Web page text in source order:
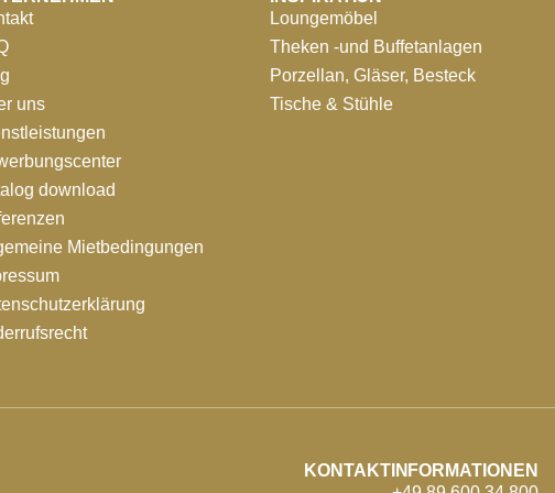
uns
download
Mietbedingungen
Loungemöbel
Theken -und Buffetanlagen
Porzellan, Gläser, Besteck
Tische & Stühle
KONTAKTINFORMATIONEN